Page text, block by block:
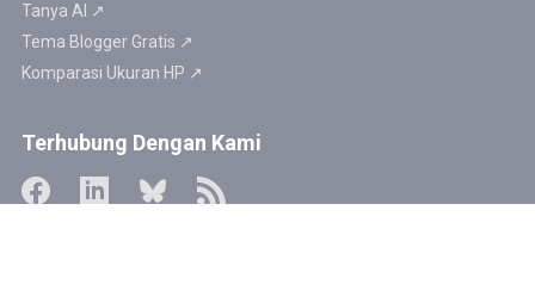
Tanya AI ↗
Tema Blogger Gratis ↗
Komparasi Ukuran HP ↗
Terhubung Dengan Kami